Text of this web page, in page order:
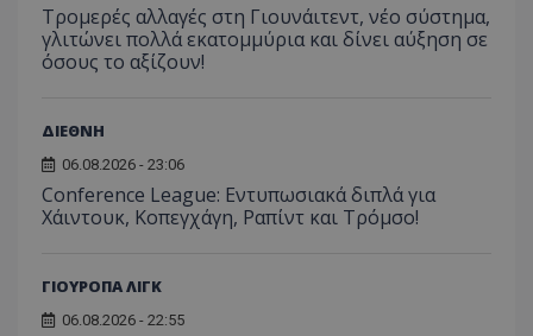
Τρομερές αλλαγές στη Γιουνάιτεντ, νέο σύστημα,
γλιτώνει πολλά εκατομμύρια και δίνει αύξηση σε
όσους το αξίζουν!
ΔΙΕΘΝΗ
06.08.2026 - 23:06
Conference League: Εντυπωσιακά διπλά για
Χάιντουκ, Κοπεγχάγη, Ραπίντ και Τρόμσο!
ΓΙΟΥΡΟΠΑ ΛΙΓΚ
06.08.2026 - 22:55